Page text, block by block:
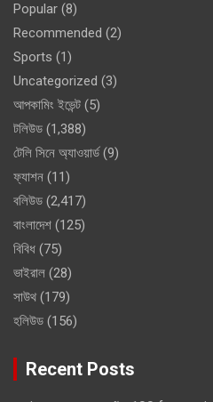
Popular (8)
Recommended (2)
Sports (1)
Uncategorized (3)
আপকামিং ইভেন্ট (5)
টলিউড (1,388)
টেলি সিনে অ্যাওয়ার্ড(9)
ফ্যাশন (11)
বলিউড (2,417)
বাংলাদেশ (125)
বিবিধ (75)
ভাইরাল (28)
সাউথ (179)
হলিউড (156)
Recent Posts